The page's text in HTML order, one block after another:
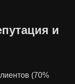
и
(70%